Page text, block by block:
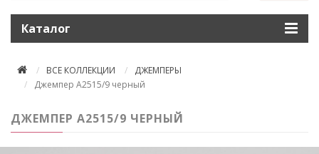
Каталог
ВСЕ КОЛЛЕКЦИИ
ДЖЕМПЕРЫ
Джемпер А2515/9 черный
ДЖЕМПЕР А2515/9 ЧЕРНЫЙ